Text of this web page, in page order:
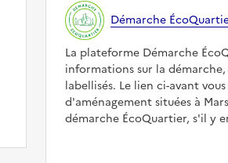
Démarche
La plateforme Démarche
informations sur la
labellisés. Le lien ci-avant
d'aménagement situées à
démarche ÉcoQuartier, s'il y